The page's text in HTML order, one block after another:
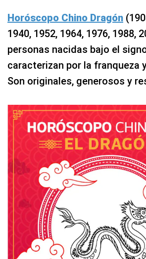
Horóscopo Chino Dragón
1940, 1952, 1964, 1976, 1988,
personas nacidas bajo el
caracterizan por la franqueza
Son originales, generosos y